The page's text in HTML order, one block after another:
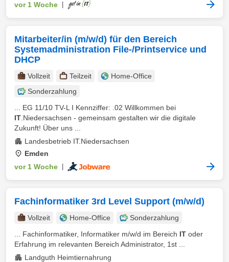
vor 1 Woche
Mitarbeiter/in (m/w/d) für den Bereich
Systemadministration File-/Printservice und
DHCP
Vollzeit Teilzeit
Home-Office
Sonderzahlung
... EG 11/10 TV-L I Kennziffer: .02 Willkommen bei
IT .Niedersachsen - gemeinsam gestalten wir die digitale
Zukunft! Über uns ...
Landesbetrieb IT.Niedersachsen
Emden
vor 1 Woche
Fachinformatiker 3rd Level Support (m/w/d)
Vollzeit Home-Office
Sonderzahlung
... Fachinformatiker, Informatiker m/w/d im Bereich IT oder
Erfahrung im relevanten Bereich Administrator, 1st ...
Landguth Heimtiernahrung